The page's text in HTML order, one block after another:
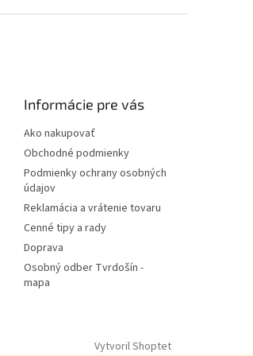
Informácie pre vás
Ako nakupovať
Obchodné podmienky
Podmienky ochrany osobných
údajov
Reklamácia a vrátenie tovaru
Cenné tipy a rady
Doprava
Osobný odber Tvrdošín -
mapa
Vytvoril Shoptet